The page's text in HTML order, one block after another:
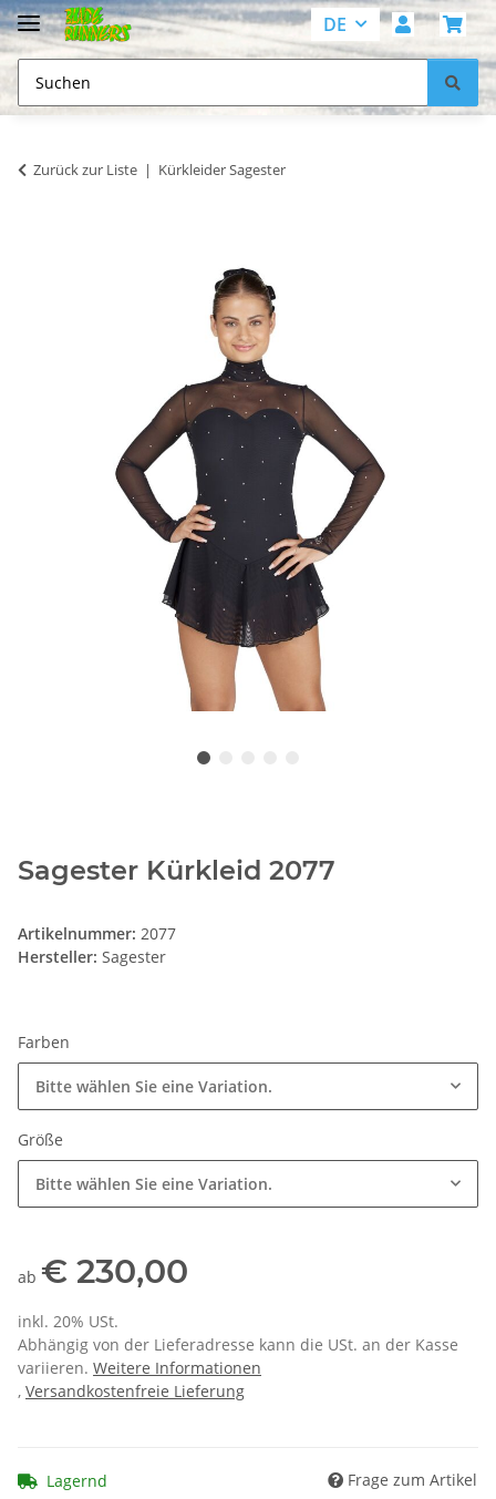
DE
Zurück zur Liste Kürkleider Sagester
Sagester Kürkleid 2077
Artikelnummer: 2077
Hersteller: Sagester
Farben
Bitte wählen Sie eine Variation.
Größe
Bitte wählen Sie eine Variation.
ab € 230,00
inkl. 20% USt.
Abhängig von der Lieferadresse kann die USt. an der Kasse
variieren. Weitere Informationen
, Versandkostenfreie Lieferung
Lagernd Frage zum Artikel